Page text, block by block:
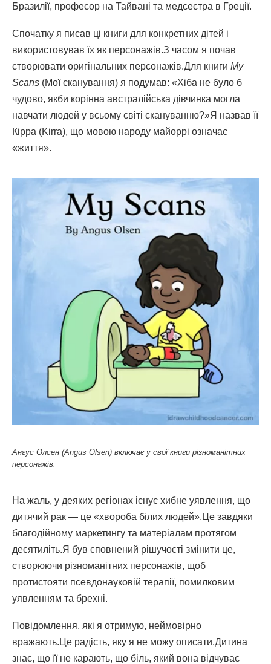
Бразилії, професор на Тайвані та медсестра в Греції.
Спочатку я писав ці книги для конкретних дітей і
використовував їх як персонажів.З часом я почав
створювати оригінальних персонажів.Для книги My
Scans (Мої сканування) я подумав: «Хіба не було б
чудово, якби корінна австралійська дівчинка могла
навчати людей у всьому світі скануванню?»Я назвав її
Кірра (Kirra), що мовою народу майоррі означає
«життя».
Ангус Олсен (Angus Olsen) включає у свої книги різноманітних
персонажів.
На жаль, у деяких регіонах існує хибне уявлення, що
дитячий рак — це «хвороба білих людей».Це завдяки
благодійному маркетингу та матеріалам протягом
десятиліть.Я був сповнений рішучості змінити це,
створюючи різноманітних персонажів, щоб
протистояти псевдонауковій терапії, помилковим
уявленням та брехні.
Повідомлення, які я отримую, неймовірно
вражають.Це радість, яку я не можу описати.Дитина
знає, що її не карають, що біль, який вона відчуває